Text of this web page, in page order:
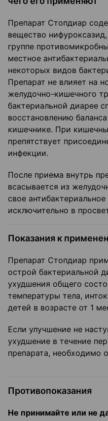
Препарат Стопдиар
вещество
группе
местное
некоторых видов
Препарат не влияет на
желудочно-кишечного
бактериальной диарее
восстановлению
кишечнике. При
препятствует
инфекции.
После приема внутрь
всасывается из
свое
исключительно в
Показания к
Препарат Стопдиар
острой бактериальной
ухудшения общего
температуры тела,
детей в возрасте от 1
Если улучшение не
ухудшение в течение
препарата, необходимо
Противопоказания
Не принимайте или не